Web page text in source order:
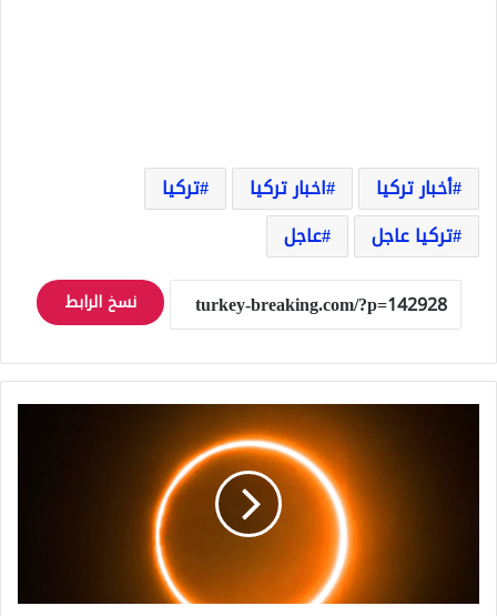
أخبار تركيا اخبار تركيا
تركيا
تركيا عاجل
عاجل
نسخ الرابط
بـ